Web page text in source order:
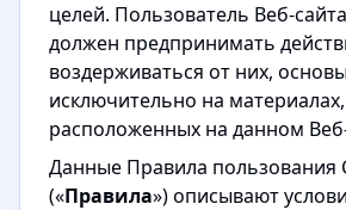
целей. Пользователь Веб-
должен предпринимать
воздерживаться от них,
исключительно на материалах,
расположенных на данном
Данные Правила пользования
(«Правила») описывают